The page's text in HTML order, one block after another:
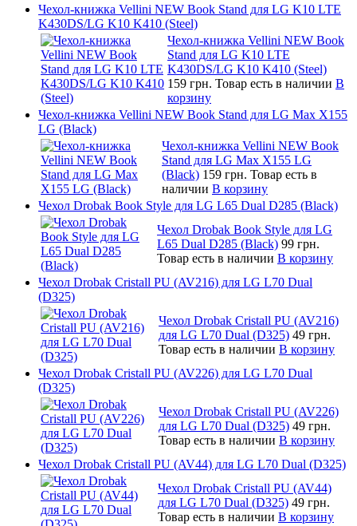
Чехол-книжка Vellini NEW Book Stand для LG K10 LTE
K430DS/LG K10 K410 (Steel)
Чехол-книжка Vellini NEW Book
Stand для LG K10 LTE
K430DS/LG K10 K410 (Steel)
159 грн. Товар есть в наличии В
корзину
Чехол-книжка Vellini NEW Book Stand для LG Max X155
LG (Black)
Чехол-книжка Vellini NEW Book
Stand для LG Max X155 LG
(Black) 159 грн. Товар есть в
наличии В корзину
Чехол Drobak Book Style для LG L65 Dual D285 (Black)
Чехол Drobak Book Style для LG
L65 Dual D285 (Black) 99 грн.
Товар есть в наличии В корзину
Чехол Drobak Cristall PU (AV216) для LG L70 Dual
(D325)
Чехол Drobak Cristall PU (AV216)
для LG L70 Dual (D325) 49 грн.
Товар есть в наличии В корзину
Чехол Drobak Cristall PU (AV226) для LG L70 Dual
(D325)
Чехол Drobak Cristall PU (AV226)
для LG L70 Dual (D325) 49 грн.
Товар есть в наличии В корзину
Чехол Drobak Cristall PU (AV44) для LG L70 Dual (D325)
Чехол Drobak Cristall PU (AV44)
для LG L70 Dual (D325) 49 грн.
Товар есть в наличии В корзину